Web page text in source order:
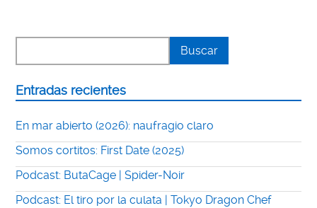
Entradas recientes
En mar abierto (2026): naufragio claro
Somos cortitos: First Date (2025)
Podcast: ButaCage | Spider-Noir
Podcast: El tiro por la culata | Tokyo Dragon Chef